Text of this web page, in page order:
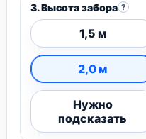
3. Высота забора ?
1,5 м
2,0 м
Нужно
подсказать